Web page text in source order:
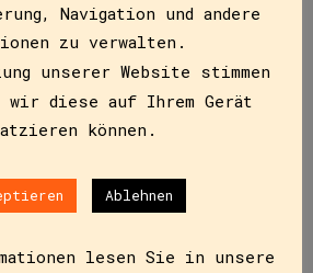
Navigation und andere
zu verwalten.
unserer Website stimmen
wir diese auf Ihrem Gerät
können.
Ablehnen
lesen Sie in unsere